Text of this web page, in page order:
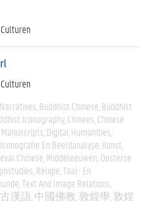
Buddhist Chinese Buddhist
Iconography Chinees Chinese
Digital Humanities
Iconografie En Beeldanalyse Kunst
Chinese Middeleeuwen Oosterse
Religie Taal- En
Text And Image Relations
漢語 中國佛教 敦煌學 敦煌